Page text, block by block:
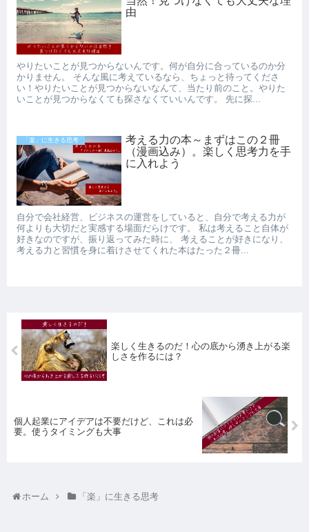
由
やりたいことが見つからないんです。何が自分に合っているのか分
かりません。 そんな風に考えているなら、ちょっと待ってくださ
い！やりたいことが見つからないなんて、当たり前のこと。やりた
いことが見つからなくても探さなくていいんです。 先に探...
「楽」に生きる思考
考える力の本～まずはこの２冊
（漫画込み）。楽しく思考力を手
に入れよう
自分で会社経営、ビジネスの運営をしていると、自分で考える力が
何よりも大切だと実感する場面だらけです。 私は考えること自体が
好きなのですが、振り返ってみた時に、 考えることが好きになり、
考える力と習慣を身に着けさせてくれた本はたった２冊...
楽しく生きるのだ！心の底から湧き上がる楽
しさを作るには？
個人起業にアイデアは不要だけど、これは必
要。使うタイミングも大事
ホーム 「楽」に生きる思考